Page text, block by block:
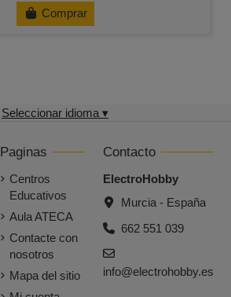
Comprar
Seleccionar idioma ▾
Paginas
Centros
Educativos
Aula ATECA
Contacte con
nosotros
Mapa del sitio
Contacto
ElectroHobby
Murcia - España
662 551 039
info@electrohobby.es